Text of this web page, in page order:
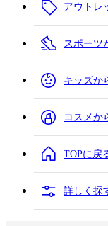
アウトレ
スポーツ
キッズか
コスメか
TOPに戻
詳しく探